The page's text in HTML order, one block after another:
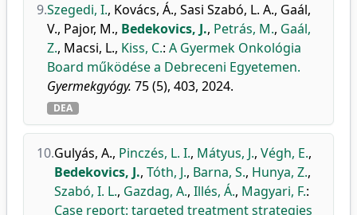
9.Szegedi, I., Kovács, Á., Sasi Szabó, L. A., Gaál,
V., Pajor, M., Bedekovics, J., Petrás, M., Gaál,
Z., Macsi, L., Kiss, C.: A Gyermek Onkológia
Board működése a Debreceni Egyetemen.
Gyermekgyógy. 75 (5), 403, 2024.
DEA
10.Gulyás, A., Pinczés, L. I., Mátyus, J., Végh, E.,
Bedekovics, J., Tóth, J., Barna, S., Hunya, Z.,
Szabó, I. L., Gazdag, A., Illés, Á., Magyari, F.:
Case report: targeted treatment strategies